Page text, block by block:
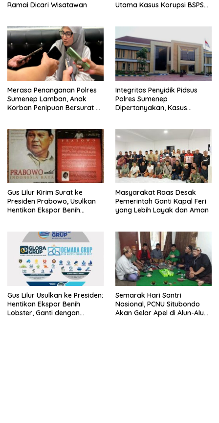
Ramai Dicari Wisatawan
Utama Kasus Korupsi BSPS
Merasa Penanganan Polres
Sumenep Lamban, Anak
Korban Penipuan Bersurat ke
Integritas Penyidik Pidsus
Polres Sumenep
Dipertanyakan, Kasus
Kepastian
Gus Lilur Kirim Surat ke
Presiden Prabowo, Usulkan
Hentikan Ekspor Benih
Masyarakat Raas Desak
Pemerintah Ganti Kapal Feri
yang Lebih Layak dan Aman
Gus Lilur Usulkan ke Presiden:
Hentikan Ekspor Benih
Lobster, Ganti dengan
Semarak Hari Santri
Nasional, PCNU Situbondo
Akan Gelar Apel di Alun-Alun